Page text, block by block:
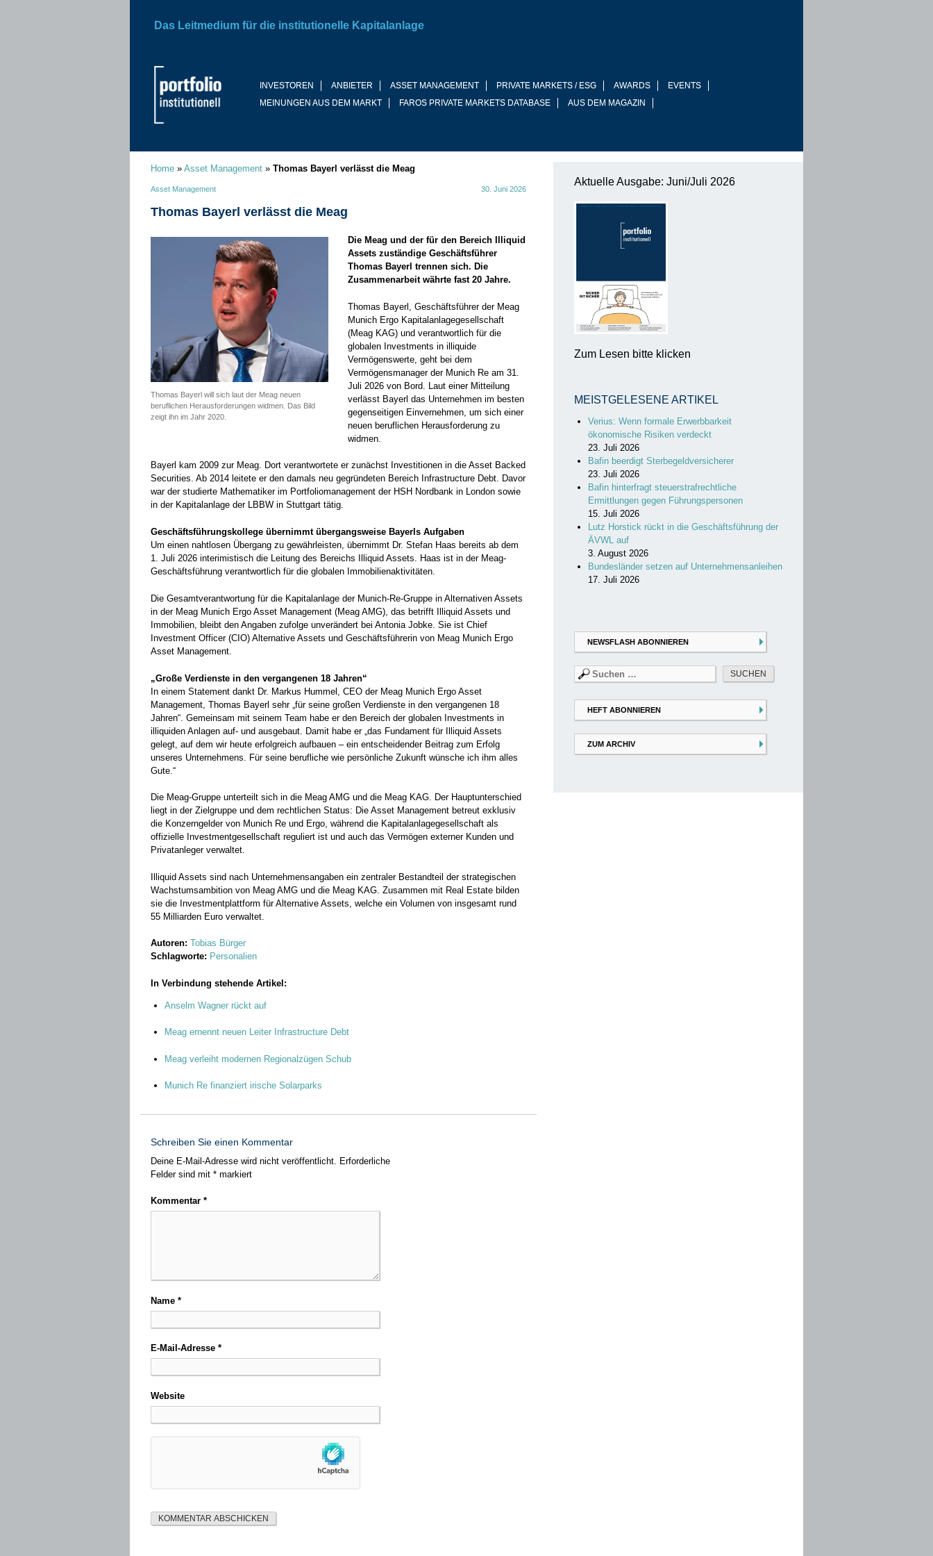
INVESTOREN ANBIETER ASSET MANAGEMENT PRIVATE MARKETS / ESG AWARDS
EVENTS
MEINUNGEN AUS DEM MARKT
FAROS PRIVATE MARKETS DATABASE AUS DEM MAGAZIN
Das Leitmedium für die institutionelle Kapitalanlage
Home » Asset Management » Thomas Bayerl verlässt die Meag
Asset Management 30. Juni 2026
Thomas Bayerl verlässt die Meag
Thomas Bayerl will sich laut der Meag neuen
beruflichen Herausforderungen widmen. Das Bild
zeigt ihn im Jahr 2020.
Die Meag und der für den Bereich Illiquid
Assets zuständige Geschäftsführer
Thomas Bayerl trennen sich. Die
Zusammenarbeit währte fast 20 Jahre.
Thomas Bayerl, Geschäftsführer der Meag
Munich Ergo Kapitalanlagegesellschaft
(Meag KAG) und verantwortlich für die
globalen Investments in illiquide
Vermögenswerte, geht bei dem
Vermögensmanager der Munich Re am 31.
Juli 2026 von Bord. Laut einer Mitteilung
verlässt Bayerl das Unternehmen im besten
gegenseitigen Einvernehmen, um sich einer
neuen beruflichen Herausforderung zu
widmen.
Bayerl kam 2009 zur Meag. Dort verantwortete er zunächst Investitionen in die Asset Backed
Securities. Ab 2014 leitete er den damals neu gegründeten Bereich Infrastructure Debt. Davor
war der studierte Mathematiker im Portfoliomanagement der HSH Nordbank in London sowie
in der Kapitalanlage der LBBW in Stuttgart tätig.
Geschäftsführungskollege übernimmt übergangsweise Bayerls Aufgaben
Um einen nahtlosen Übergang zu gewährleisten, übernimmt Dr. Stefan Haas bereits ab dem
1. Juli 2026 interimistisch die Leitung des Bereichs Illiquid Assets. Haas ist in der Meag-
Geschäftsführung verantwortlich für die globalen Immobilienaktivitäten.
Die Gesamtverantwortung für die Kapitalanlage der Munich-Re-Gruppe in Alternativen Assets
in der Meag Munich Ergo Asset Management (Meag AMG), das betrifft Illiquid Assets und
Immobilien, bleibt den Angaben zufolge unverändert bei Antonia Jobke. Sie ist Chief
Investment Officer (CIO) Alternative Assets und Geschäftsführerin von Meag Munich Ergo
Asset Management.
„Große Verdienste in den vergangenen 18 Jahren“
In einem Statement dankt Dr. Markus Hummel, CEO der Meag Munich Ergo Asset
Management, Thomas Bayerl sehr „für seine großen Verdienste in den vergangenen 18
Jahren“. Gemeinsam mit seinem Team habe er den Bereich der globalen Investments in
illiquiden Anlagen auf- und ausgebaut. Damit habe er „das Fundament für Illiquid Assets
gelegt, auf dem wir heute erfolgreich aufbauen – ein entscheidender Beitrag zum Erfolg
unseres Unternehmens. Für seine berufliche wie persönliche Zukunft wünsche ich ihm alles
Gute.“
Die Meag-Gruppe unterteilt sich in die Meag AMG und die Meag KAG. Der Hauptunterschied
liegt in der Zielgruppe und dem rechtlichen Status: Die Asset Management betreut exklusiv
die Konzerngelder von Munich Re und Ergo, während die Kapitalanlagegesellschaft als
offizielle Investmentgesellschaft reguliert ist und auch das Vermögen externer Kunden und
Privatanleger verwaltet.
Illiquid Assets sind nach Unternehmensangaben ein zentraler Bestandteil der strategischen
Wachstumsambition von Meag AMG und die Meag KAG. Zusammen mit Real Estate bilden
sie die Investmentplattform für Alternative Assets, welche ein Volumen von insgesamt rund
55 Milliarden Euro verwaltet.
Autoren: Tobias Bürger
Schlagworte: Personalien
In Verbindung stehende Artikel:
Anselm Wagner rückt auf
Meag ernennt neuen Leiter Infrastructure Debt
Meag verleiht modernen Regionalzügen Schub
Munich Re finanziert irische Solarparks
Schreiben Sie einen Kommentar
Deine E-Mail-Adresse wird nicht veröffentlicht. Erforderliche
Felder sind mit * markiert
Kommentar *
Name *
E-Mail-Adresse *
Website
Aktuelle Ausgabe: Juni/Juli 2026
Zum Lesen bitte klicken
MEISTGELESENE ARTIKEL
Verius: Wenn formale Erwerbbarkeit
ökonomische Risiken verdeckt
23. Juli 2026
Bafin beerdigt Sterbegeldversicherer
23. Juli 2026
Bafin hinterfragt steuerstrafrechtliche
Ermittlungen gegen Führungspersonen
15. Juli 2026
Lutz Horstick rückt in die Geschäftsführung der
ÄVWL auf
3. August 2026
Bundesländer setzen auf Unternehmensanleihen
17. Juli 2026
NEWSFLASH ABONNIEREN
Suchen
nach:
HEFT ABONNIEREN
ZUM ARCHIV